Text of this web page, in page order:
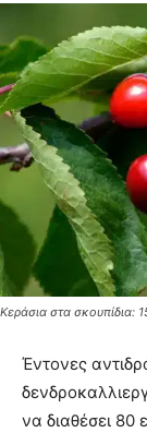
Κεράσια στα σκουπίδια:
Έντονες
να διαθέσει 80